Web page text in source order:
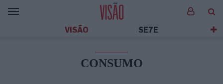
VISÃO SE7E
CONSUMO